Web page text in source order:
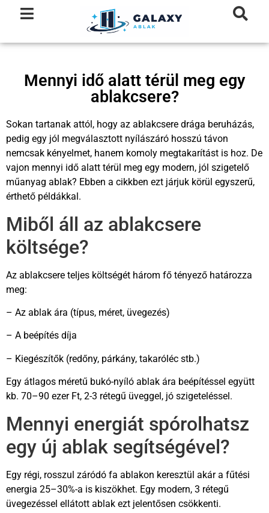
Mennyi idő alatt térül meg egy
ablakcsere?
Sokan tartanak attól, hogy az ablakcsere drága beruházás,
pedig egy jól megválasztott nyílászáró hosszú távon
nemcsak kényelmet, hanem komoly megtakarítást is hoz. De
vajon mennyi idő alatt térül meg egy modern, jól szigetelő
műanyag ablak? Ebben a cikkben ezt járjuk körül egyszerű,
érthető példákkal.
Miből áll az ablakcsere
költsége?
Az ablakcsere teljes költségét három fő tényező határozza
meg:
– Az ablak ára (típus, méret, üvegezés)
– A beépítés díja
– Kiegészítők (redőny, párkány, takaróléc stb.)
Egy átlagos méretű bukó-nyíló ablak ára beépítéssel együtt
kb. 70–90 ezer Ft, 2-3 rétegű üveggel, jó szigeteléssel.
Mennyi energiát spórolhatsz
egy új ablak segítségével?
Egy régi, rosszul záródó fa ablakon keresztül akár a fűtési
energia 25–30%-a is kiszökhet. Egy modern, 3 rétegű
üvegezéssel ellátott ablak ezt jelentősen csökkenti.